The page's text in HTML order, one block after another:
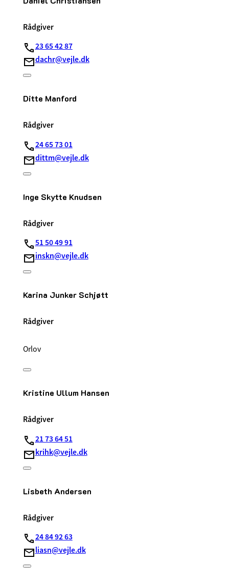
Rådgiver
23 65 42 87
dachr@vejle.dk
Ditte Manford
Rådgiver
24 65 73 01
dittm@vejle.dk
Inge Skytte Knudsen
Rådgiver
51 50 49 91
inskn@vejle.dk
Karina Junker Schjøtt
Rådgiver
Orlov
Kristine Ullum Hansen
Rådgiver
21 73 64 51
krihk@vejle.dk
Lisbeth Andersen
Rådgiver
24 84 92 63
liasn@vejle.dk